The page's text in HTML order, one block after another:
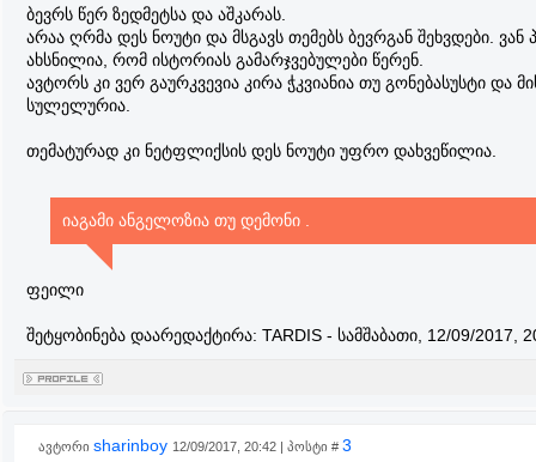
ბევრს წერ ზედმეტსა და აშკარას.
არაა ღრმა დეს ნოუტი და მსგავს თემებს ბევრგან შეხვდები. ვან
ახსნილია, რომ ისტორიას გამარჯვებულები წერენ.
ავტორს კი ვერ გაურკვევია კირა ჭკვიანია თუ გონებასუსტი და
სულელურია.
თემატურად კი ნეტფლიქსის დეს ნოუტი უფრო დახვეწილია.
იაგამი ანგელოზია თუ დემონი .
ფეილი
შეტყობინება დაარედაქტირა: TARDIS - სამშაბათი, 12/09/2017,
ავტორი sharinboy 12/09/2017, 20:42 | პოსტი # 3